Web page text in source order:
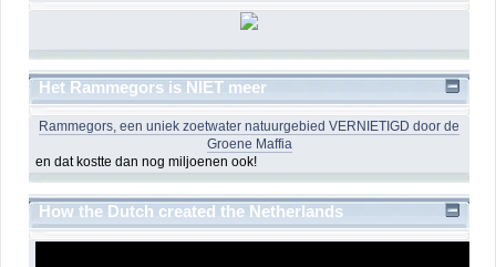
Het Rammegors is NIET meer
Rammegors, een uniek zoetwater natuurgebied VERNIETIGD door de
Groene Maffia
en dat kostte dan nog miljoenen ook!
How the Dutch created the Netherlands